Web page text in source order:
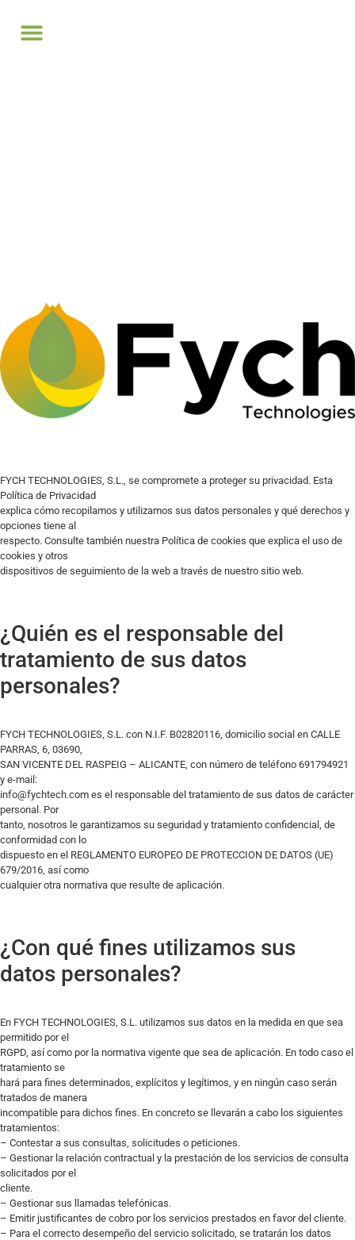
FYCH TECHNOLOGIES, S.L., se compromete a proteger su privacidad. Esta
Política de Privacidad
explica cómo recopilamos y utilizamos sus datos personales y qué derechos y
opciones tiene al
respecto. Consulte también nuestra Política de cookies que explica el uso de
cookies y otros
dispositivos de seguimiento de la web a través de nuestro sitio web.
¿Quién es el responsable del
tratamiento de sus datos
personales?
FYCH TECHNOLOGIES, S.L. con N.I.F. B02820116, domicilio social en CALLE
PARRAS, 6, 03690,
SAN VICENTE DEL RASPEIG – ALICANTE, con número de teléfono 691794921
y e-mail:
info@fychtech.com es el responsable del tratamiento de sus datos de carácter
personal. Por
tanto, nosotros le garantizamos su seguridad y tratamiento confidencial, de
conformidad con lo
dispuesto en el REGLAMENTO EUROPEO DE PROTECCION DE DATOS (UE)
679/2016, así como
cualquier otra normativa que resulte de aplicación.
¿Con qué fines utilizamos sus
datos personales?
En FYCH TECHNOLOGIES, S.L. utilizamos sus datos en la medida en que sea
permitido por el
RGPD, así como por la normativa vigente que sea de aplicación. En todo caso el
tratamiento se
hará para fines determinados, explícitos y legítimos, y en ningún caso serán
tratados de manera
incompatible para dichos fines. En concreto se llevarán a cabo los siguientes
tratamientos:
– Contestar a sus consultas, solicitudes o peticiones.
– Gestionar la relación contractual y la prestación de los servicios de consulta
solicitados por el
cliente.
– Gestionar sus llamadas telefónicas.
– Emitir justificantes de cobro por los servicios prestados en favor del cliente.
– Para el correcto desempeño del servicio solicitado, se tratarán los datos